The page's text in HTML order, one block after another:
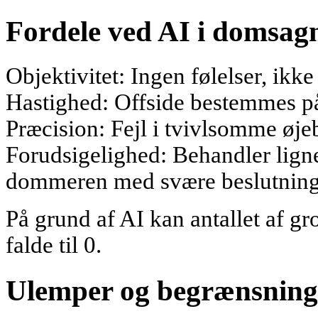
Fordele ved AI i
Objektivitet: Ingen følelser,
Hastighed: Offside bestemmes
Præcision: Fejl i tvivlsomme
Forudsigelighed: Behandler
dommeren med svære
På grund af AI kan antallet af
falde til 0.
Ulemper og